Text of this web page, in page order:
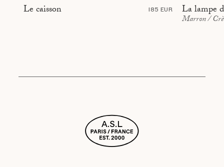
Le caisson 185 EUR La lampe
Marron /